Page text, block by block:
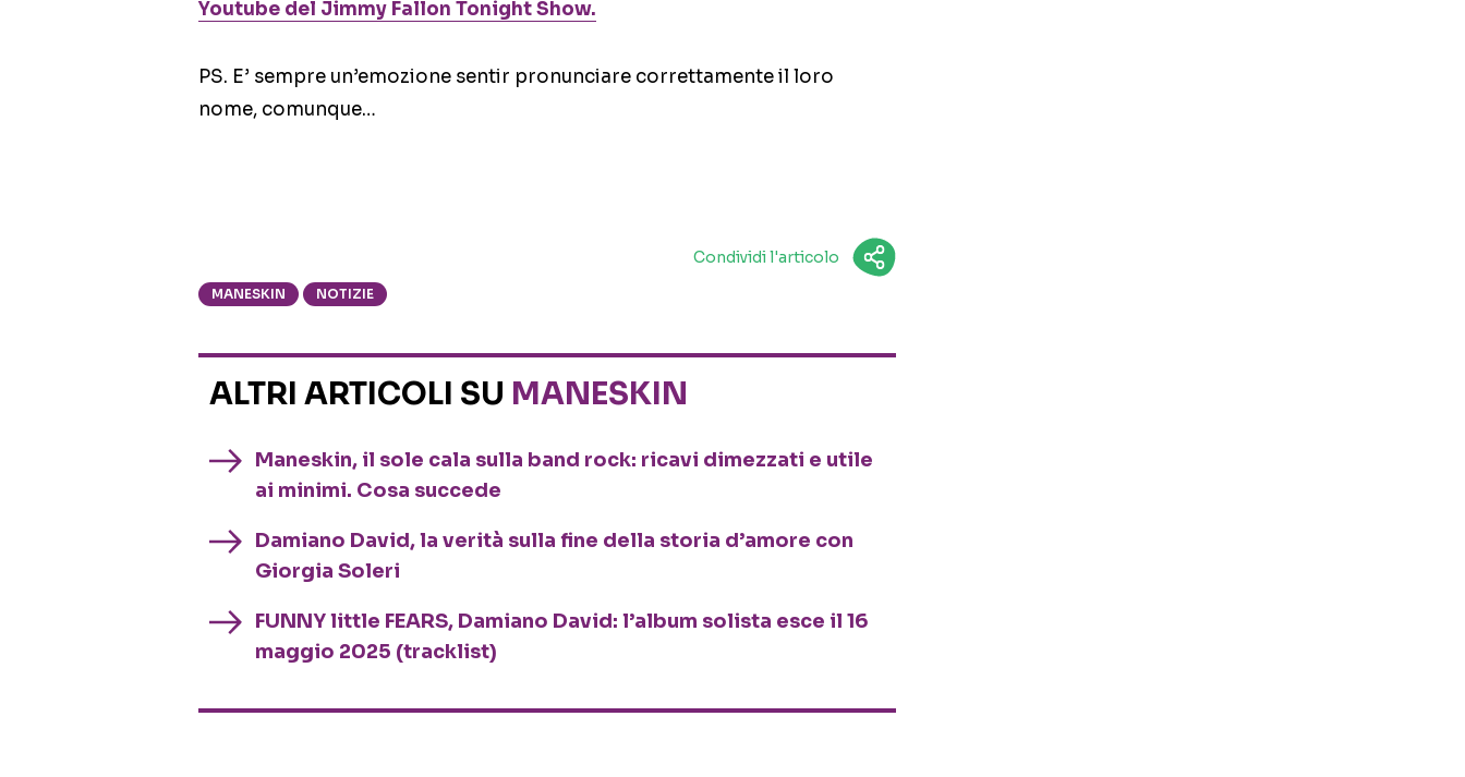
Youtube del Jimmy Fallon Tonight Show.
PS. E’ sempre un’emozione sentir pronunciare correttamente il loro
nome, comunque…
Condividi l'articolo
MANESKIN NOTIZIE
ALTRI ARTICOLI SU MANESKIN
Maneskin, il sole cala sulla band rock: ricavi dimezzati e utile
ai minimi. Cosa succede
Damiano David, la verità sulla fine della storia d’amore con
Giorgia Soleri
FUNNY little FEARS, Damiano David: l’album solista esce il 16
maggio 2025 (tracklist)